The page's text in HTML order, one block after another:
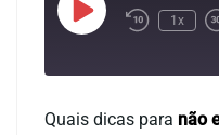
1x
Quais dicas para não